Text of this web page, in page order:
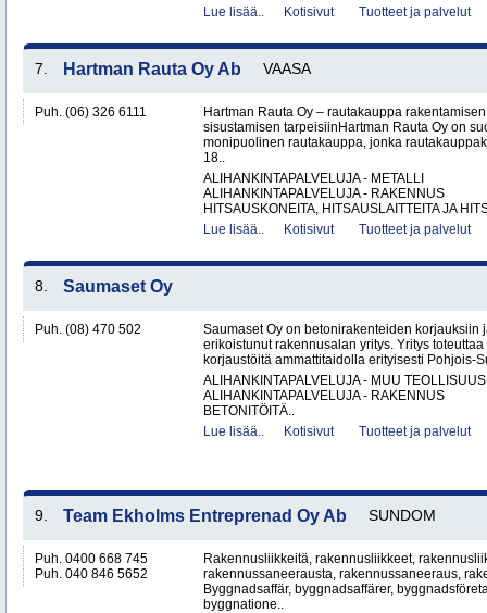
Lue lisää..
Kotisivut Tuotteet ja palvelut
7. Hartman Rauta Oy Ab VAASA
Puh. (06) 326 6111
Hartman Rauta Oy – rautakauppa
sisustamisen tarpeisiinHartman Rauta Oy on
monipuolinen rautakauppa, jonka
18..
ALIHANKINTAPALVELUJA - METALLI
ALIHANKINTAPALVELUJA - RAKENNUS
HITSAUSKONEITA, HITSAUSLAITTEITA JA
Lue lisää..
Kotisivut Tuotteet ja palvelut
8. Saumaset Oy
Puh. (08) 470 502
Saumaset Oy on betonirakenteiden korjauksiin
erikoistunut rakennusalan yritys. Yritys
korjaustöitä ammattitaidolla erityisesti Pohjois-
ALIHANKINTAPALVELUJA - MUU TEOLLISUUS
ALIHANKINTAPALVELUJA - RAKENNUS
BETONITÖITÄ..
Lue lisää..
Kotisivut Tuotteet ja palvelut
9. Team Ekholms Entreprenad Oy Ab SUNDOM
Puh. 0400 668 745
Puh. 040 846 5652
Rakennusliikkeitä, rakennusliikkeet,
rakennussaneerausta, rakennussaneeraus,
Byggnadsaffär, byggnadsaffärer,
byggnatione..